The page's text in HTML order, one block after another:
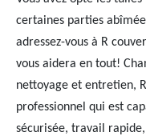
certaines parties
adressez-vous à R
vous aidera en tout!
nettoyage et entretien,
professionnel qui est
sécurisée, travail